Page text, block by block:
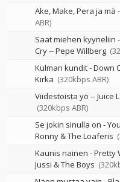
Ake, Make, Pera ja mä
ABR)
Saat miehen kyyneliin
Cry--Pepe Willberg
Kulman kundit - Down
Kirka (320kbps ABR)
Viidestoista yö --Juice
(320kbps ABR)
Se jokin sinulla on -
Ronny & The Loaferis
Kaunis nainen - Pretty
Jussi & The Boys